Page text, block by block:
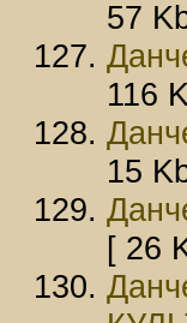
57
116
15
[ 26